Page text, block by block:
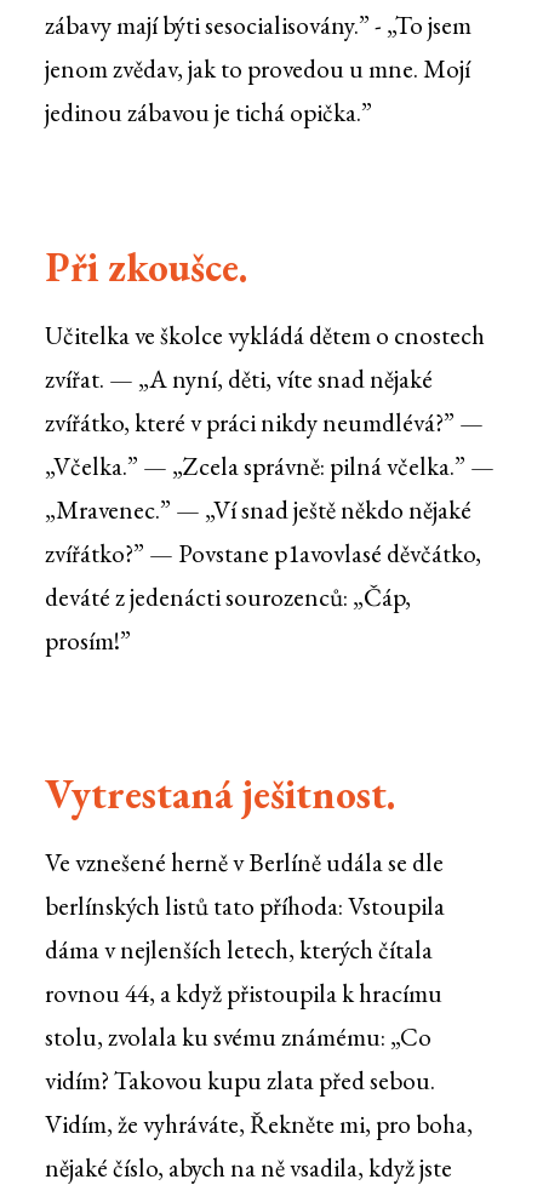
zábavy mají býti sesocialisovány.” - „To jsem
jenom zvědav, jak to provedou u mne. Mojí
jedinou zábavou je tichá opička.”
Při zkoušce.
Učitelka ve školce vykládá dětem o cnostech
zvířat. — „A nyní, děti, víte snad nějaké
zvířátko, které v práci nikdy neumdlévá?” —
„Včelka.” — „Zcela správně: pilná včelka.” —
„Mravenec.” — „Ví snad ještě někdo nějaké
zvířátko?” — Povstane p1avovlasé děvčátko,
deváté z jedenácti sourozenců: „Čáp,
prosím!”
Vytrestaná ješitnost.
Ve vznešené herně v Berlíně udála se dle
berlínských listů tato příhoda: Vstoupila
dáma v nejlenších letech, kterých čítala
rovnou 44, a když přistoupila k hracímu
stolu, zvolala ku svému známému: „Co
vidím? Takovou kupu zlata před sebou.
Vidím, že vyhráváte, Řekněte mi, pro boha,
nějaké číslo, abych na ně vsadila, když jste